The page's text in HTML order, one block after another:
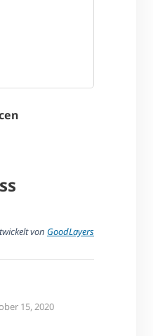
von GoodLayers
15, 2020